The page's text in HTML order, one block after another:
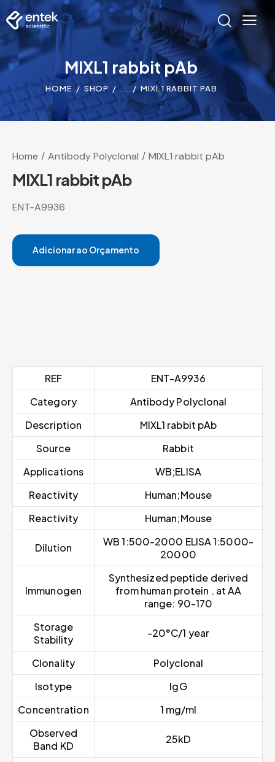
MIXL1 rabbit pAb
HOME SHOP ... MIXL1 RABBIT PAB
Home Antibody Polyclonal MIXL1 rabbit pAb
MIXL1 rabbit pAb
ENT-A9936
Adicionar ao Orçamento
REF
ENT-A9936
Category
Antibody Polyclonal
Description
MIXL1 rabbit pAb
Source
Rabbit
Applications
WB;ELISA
Reactivity
Human;Mouse
Reactivity
Human;Mouse
Dilution
WB 1:500-2000 ELISA 1:5000-
20000
Immunogen
Synthesized peptide derived
from human protein . at AA
range: 90-170
Storage
Stability
-20°C/1 year
Clonality
Polyclonal
Isotype
IgG
Concentration
1 mg/ml
Observed
Band KD
25kD